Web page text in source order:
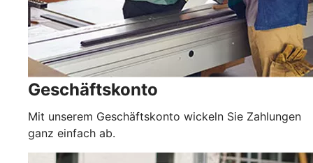
Geschäftskonto
Mit unserem Geschäftskonto wickeln Sie Zahlungen
ganz einfach ab.